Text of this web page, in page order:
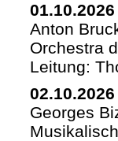
01.10.2026
Anton
Orchestra
Leitung:
02.10.2026
Georges